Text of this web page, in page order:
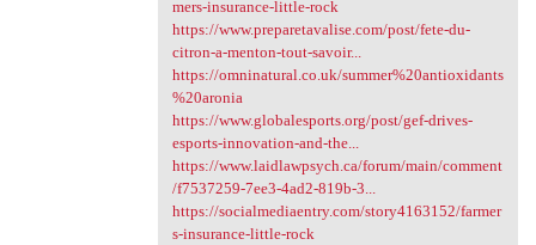
mers-insurance-little-rock
https://www.preparetavalise.com/post/fete-du-
citron-a-menton-tout-savoir...
https://omninatural.co.uk/summer%20antioxidants
%20aronia
https://www.globalesports.org/post/gef-drives-
esports-innovation-and-the...
https://www.laidlawpsych.ca/forum/main/comment
/f7537259-7ee3-4ad2-819b-3...
https://socialmediaentry.com/story4163152/farmer
s-insurance-little-rock